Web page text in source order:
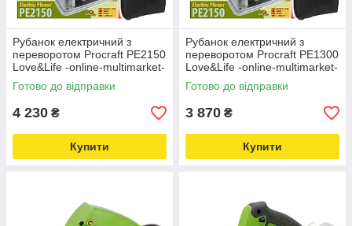
Рубанок електричний з
переворотом Procraft PE2150
Love&Life -online-multimarket-
Готово до відправки
4 230 ₴
Купити
Рубанок електричний з
переворотом Procraft PE1300
Love&Life -online-multimarket-
Готово до відправки
3 870 ₴
Купити